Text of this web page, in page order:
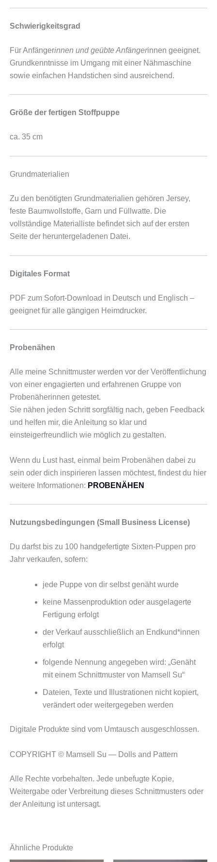
Schwierigkeitsgrad
Für Anfängerinnen und geübte Anfängerinnen geeignet.
Grundkenntnisse im Umgang mit einer Nähmaschine
sowie einfachen Handstichen sind ausreichend.
Größe der fertigen Stoffpuppe
ca. 35 cm
Grundmaterialien
Zu den benötigten Grundmaterialien gehören Jersey,
feste Baumwollstoffe, Garn und Füllwatte. Die
vollständige Materialliste befindet sich auf der ersten
Seite der heruntergeladenen Datei.
Digitales Format
PDF zum Sofort-Download in Deutsch und Englisch –
geeignet für alle gängigen Heimdrucker.
Probenähen
Alle meine Schnittmuster werden vor der Veröffentlichung
von einer engagierten und erfahrenen Gruppe von
Probenäherinnen getestet.
Sie nähen jeden Schritt sorgfältig nach, geben Feedback
und helfen mir, die Anleitung so klar und
einsteigerfreundlich wie möglich zu gestalten.
Wenn du Lust hast, einmal beim Probenähen dabei zu
sein oder dich inspirieren lassen möchtest, findest du hier
weitere Informationen: PROBENÄHEN
Nutzungsbedingungen (Small Business License)
Du darfst bis zu 100 handgefertigte Sixten-Puppen pro
Jahr verkaufen, sofern:
jede Puppe von dir selbst genäht wurde
keine Massenproduktion oder ausgelagerte
Fertigung erfolgt
der Verkauf ausschließlich an Endkund*innen
erfolgt
folgende Nennung angegeben wird: „Genäht
mit einem Schnittmuster von Mamsell Su“
Dateien, Texte und Illustrationen nicht kopiert,
verändert oder weitergegeben werden
Digitale Produkte sind vom Umtausch ausgeschlossen.
COPYRIGHT © Mamsell Su — Dolls and Pattern
Alle Rechte vorbehalten. Jede unbefugte Kopie,
Weitergabe oder Verbreitung dieses Schnittmusters oder
der Anleitung ist untersagt.
Ähnliche Produkte